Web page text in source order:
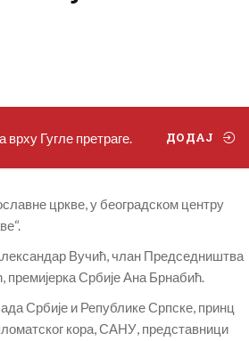
Гугле претраге. ДОДАЈ
цркве, у београдском центру
Вучић, члан Председништва
Србије Ана Брнабић.
Србије и Републике Српске, принц
кора, САНУ, представници